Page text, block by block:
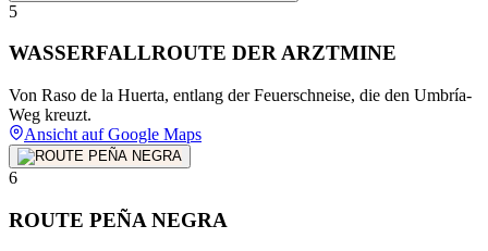
5
WASSERFALLROUTE DER ARZTMINE
Von Raso de la Huerta, entlang der Feuerschneise, die den Umbría-
Weg kreuzt.
Ansicht auf Google Maps
6
ROUTE PEÑA NEGRA